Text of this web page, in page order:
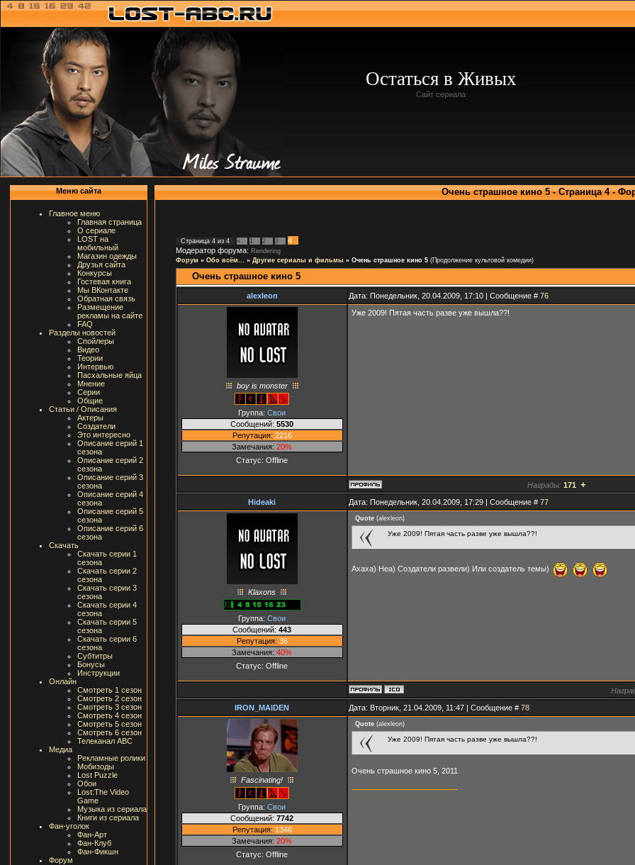
Остаться в Живых
Сайт сериала
Меню сайта
Главное меню
Главная страница
О сериале
LOST на
мобильный
Магазин одежды
Друзья сайта
Конкурсы
Гостевая книга
Мы ВКонтакте
Обратная связь
Размещение
рекламы на сайте
FAQ
Разделы новостей
Спойлеры
Видео
Теории
Интервью
Пасхальные яйца
Мнение
Серии
Общие
Статьи / Описания
Актеры
Создатели
Это интересно
Описание серий 1
сезона
Описание серий 2
сезона
Описание серий 3
сезона
Описание серий 4
сезона
Описание серий 5
сезона
Описание серий 6
сезона
Скачать
Скачать серии 1
сезона
Скачать серии 2
сезона
Скачать серии 3
сезона
Скачать серии 4
сезона
Скачать серии 5
сезона
Скачать серии 6
сезона
Субтитры
Бонусы
Инструкции
Онлайн
Смотреть 1 сезон
Смотреть 2 сезон
Смотреть 3 сезон
Смотреть 4 сезон
Смотреть 5 сезон
Смотреть 6 сезон
Телеканал ABC
Медиа
Рекламные ролики
Мобизоды
Lost Puzzle
Обои
Lost:The Video
Game
Музыка из сериала
Книги из сериала
Фан-уголок
Фан-Арт
Фан-Клуб
Фан-Фикшн
Форум
Очень страшное кино 5 - Страница 4 -
Страница 4из 4 « 1 2 3
4
Модератор форума: Rendering
Форум » Обо всём... » Другие сериалы и фильмы » Очень страшное кино 5 (Продолжение культовой комедии)
Очень страшное кино 5
alexleon Дата: Понедельник, 20.04.2009, 17:10 | Сообщение # 76
boy is monster
Группа: Свои
Сообщений: 5530
Репутация: 2216
Замечания: 20%
Статус: Offline
Уже 2009! Пятая часть разве уже вышла??!
Награды: 171 +
Hideaki Дата: Понедельник, 20.04.2009, 17:29 | Сообщение # 77
Klaxons
Группа: Свои
Сообщений: 443
Репутация: 36
Замечания: 40%
Статус: Offline
Quote(alexleon)
Уже 2009! Пятая часть разве уже вышла??!
Ахаха) Неа) Создатели развели) Или создатель темы)
IRON_MAIDEN Дата: Вторник, 21.04.2009, 11:47 | Сообщение # 78
Fascinating!
Группа: Свои
Сообщений: 7742
Репутация: 1346
Замечания: 20%
Статус: Offline
Quote(alexleon)
Уже 2009! Пятая часть разве уже вышла??!
Очень страшное кино 5, 2011